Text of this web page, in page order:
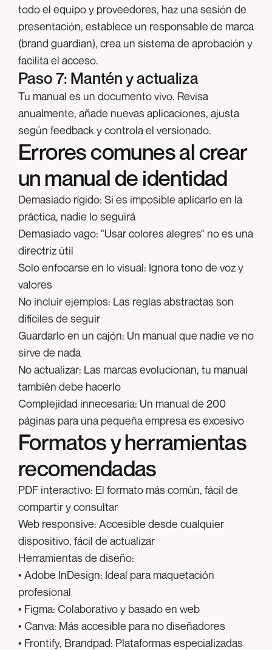
todo el equipo y proveedores, haz una sesión de
presentación, establece un responsable de marca
(brand guardian), crea un sistema de aprobación y
facilita el acceso.
Paso 7: Mantén y actualiza
Tu manual es un documento vivo. Revisa
anualmente, añade nuevas aplicaciones, ajusta
según feedback y controla el versionado.
Errores comunes al crear
un manual de identidad
Demasiado rígido: Si es imposible aplicarlo en la
práctica, nadie lo seguirá
Demasiado vago: "Usar colores alegres" no es una
directriz útil
Solo enfocarse en lo visual: Ignora tono de voz y
valores
No incluir ejemplos: Las reglas abstractas son
difíciles de seguir
Guardarlo en un cajón: Un manual que nadie ve no
sirve de nada
No actualizar: Las marcas evolucionan, tu manual
también debe hacerlo
Complejidad innecesaria: Un manual de 200
páginas para una pequeña empresa es excesivo
Formatos y herramientas
recomendadas
PDF interactivo: El formato más común, fácil de
compartir y consultar
Web responsive: Accesible desde cualquier
dispositivo, fácil de actualizar
Herramientas de diseño:
• Adobe InDesign: Ideal para maquetación
profesional
• Figma: Colaborativo y basado en web
• Canva: Más accesible para no diseñadores
• Frontify, Brandpad: Plataformas especializadas